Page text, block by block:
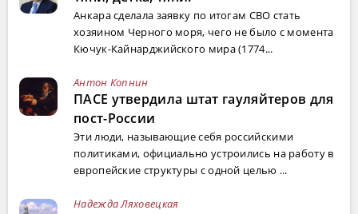
Анкара сделала заявку по итогам СВО стать
хозяином Черного моря, чего не было с момента
Кючук-Кайнарджийского мира (1774...
Антон Копнин
ПАСЕ утвердила штат гауляйтеров для
пост-России
Эти люди, называющие себя российскими
политиками, официально устроились на работу в
европейские структуры с одной целью ...
Надежда Ляховецкая